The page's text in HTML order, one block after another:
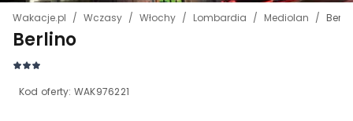
Wakacje.pl Wczasy Włochy Lombardia Mediolan
Berlino
Kod oferty: WAK976221